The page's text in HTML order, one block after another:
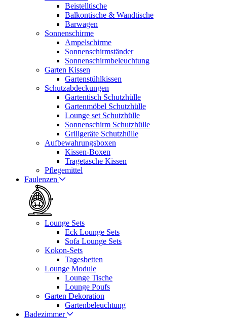
Beistelltische
Balkontische & Wandtische
Barwagen
Sonnenschirme
Ampelschirme
Sonnenschirmständer
Sonnenschirmbeleuchtung
Garten Kissen
Gartenstühlkissen
Schutzabdeckungen
Gartentisch Schutzhülle
Gartenmöbel Schutzhülle
Lounge set Schutzhülle
Sonnenschirm Schutzhülle
Grillgeräte Schutzhülle
Aufbewahrungsboxen
Kissen-Boxen
Tragetasche Kissen
Pflegemittel
Faulenzen
Lounge Sets
Eck Lounge Sets
Sofa Lounge Sets
Kokon-Sets
Tagesbetten
Lounge Module
Lounge Tische
Lounge Poufs
Garten Dekoration
Gartenbeleuchtung
Badezimmer